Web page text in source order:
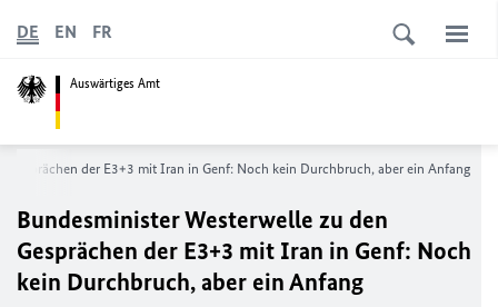
Auswärtiges Amt
DE EN FR
Gesprächen der E3+3 mit Iran in Genf: Noch kein Durchbruch, aber ein Anfang
Bundesminister Westerwelle zu den
Gesprächen der E3+3 mit Iran in Genf: Noch
kein Durchbruch, aber ein Anfang